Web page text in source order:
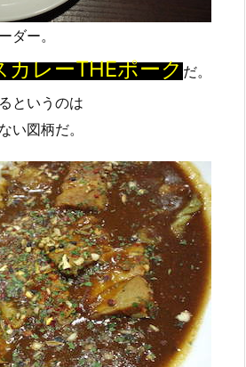
ダー。
カレーTHEポークだ。
というのは
い図柄だ。